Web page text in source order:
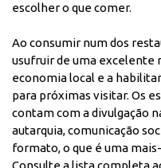
escolher o que comer.
Ao consumir num dos
usufruir de uma excelente
economia local e a
para próximas visitar. Os
contam com a divulgação
autarquia, comunicação
formato, o que é uma